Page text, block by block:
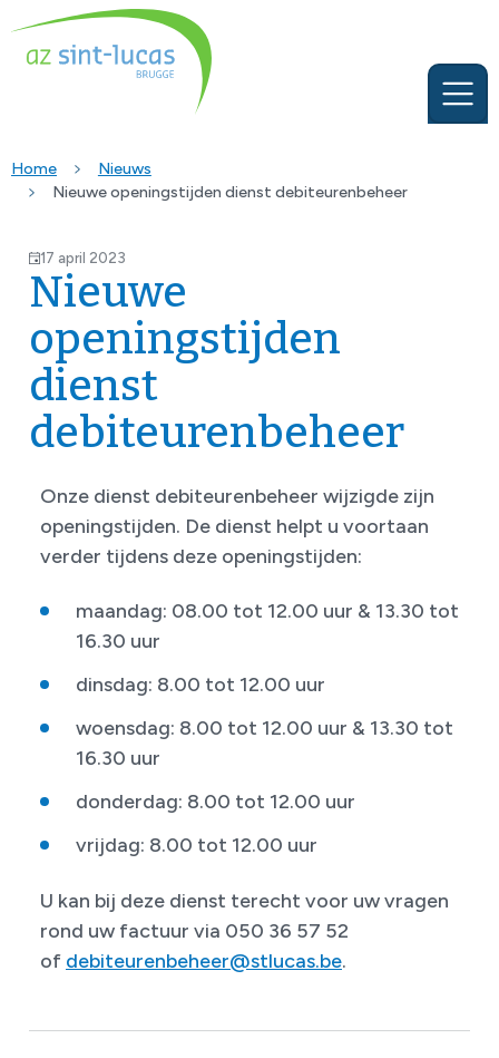
Home
Nieuws
Nieuwe openingstijden dienst debiteurenbeheer
17 april 2023
Nieuwe
openingstijden
dienst
debiteurenbeheer
Onze dienst debiteurenbeheer wijzigde zijn
openingstijden. De dienst helpt u voortaan
verder tijdens deze openingstijden:
maandag: 08.00 tot 12.00 uur & 13.30 tot
16.30 uur
dinsdag: 8.00 tot 12.00 uur
woensdag: 8.00 tot 12.00 uur & 13.30 tot
16.30 uur
donderdag: 8.00 tot 12.00 uur
vrijdag: 8.00 tot 12.00 uur
U kan bij deze dienst terecht voor uw vragen
rond uw factuur via 050 36 57 52
of debiteurenbeheer@stlucas.be.